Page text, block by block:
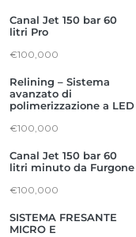
Canal Jet 150 bar 60
litri Pro
€100,000
Relining – Sistema
avanzato di
polimerizzazione a LED
€100,000
Canal Jet 150 bar 60
litri minuto da Furgone
€100,000
SISTEMA FRESANTE
MICRO E